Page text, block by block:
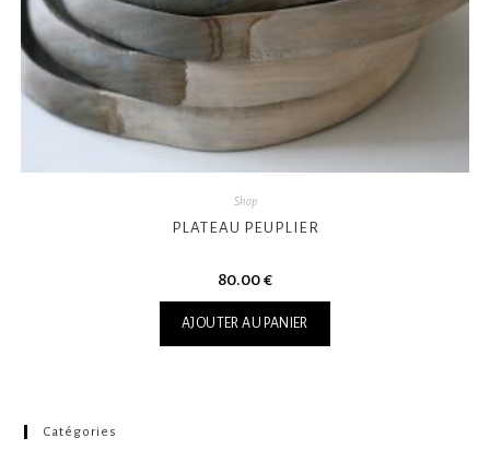
Shop
PLATEAU PEUPLIER
80.00€
AJOUTER AU PANIER
Catégories